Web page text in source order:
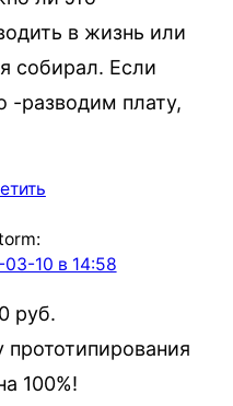
в жизнь или
собирал. Если
-разводим плату,
:
03-10 в 14:58
руб.
прототипирования
100%!